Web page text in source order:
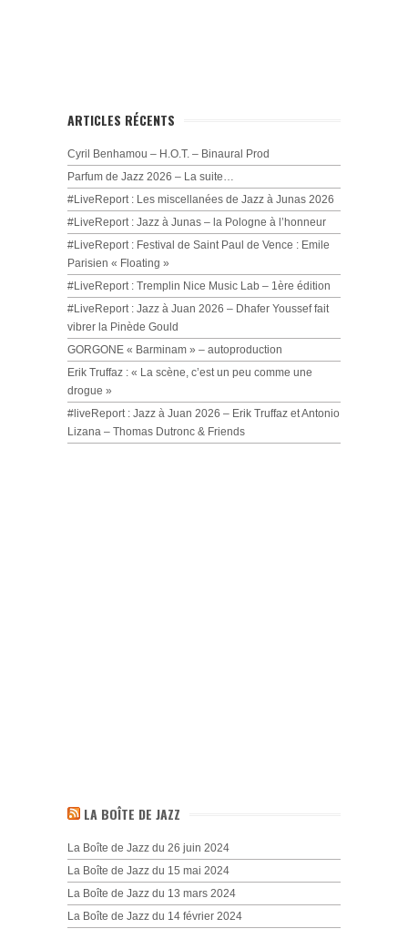
ARTICLES RÉCENTS
Cyril Benhamou – H.O.T. – Binaural Prod
Parfum de Jazz 2026 – La suite…
#LiveReport : Les miscellanées de Jazz à Junas 2026
#LiveReport : Jazz à Junas – la Pologne à l’honneur
#LiveReport : Festival de Saint Paul de Vence : Emile
Parisien « Floating »
#LiveReport : Tremplin Nice Music Lab – 1ère édition
#LiveReport : Jazz à Juan 2026 – Dhafer Youssef fait
vibrer la Pinède Gould
GORGONE « Barminam » – autoproduction
Erik Truffaz : « La scène, c’est un peu comme une
drogue »
#liveReport : Jazz à Juan 2026 – Erik Truffaz et Antonio
Lizana – Thomas Dutronc & Friends
LA BOÎTE DE JAZZ
La Boîte de Jazz du 26 juin 2024
La Boîte de Jazz du 15 mai 2024
La Boîte de Jazz du 13 mars 2024
La Boîte de Jazz du 14 février 2024